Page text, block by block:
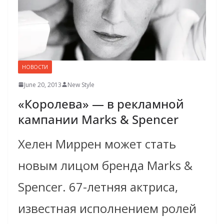
НОВОСТИ
June 20, 2013 New Style
«Королева» — в рекламной
кампании Marks & Spencer
Хелен Миррен может стать
новым лицом бренда Marks &
Spencer. 67-летняя актриса,
известная исполнением ролей